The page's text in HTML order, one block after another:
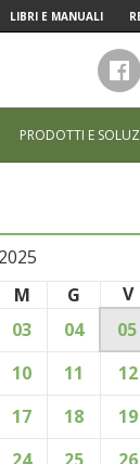
LIBRI E MANUALI
PRODOTTI E
M G V
03 04 05
10 11 12
17 18 19